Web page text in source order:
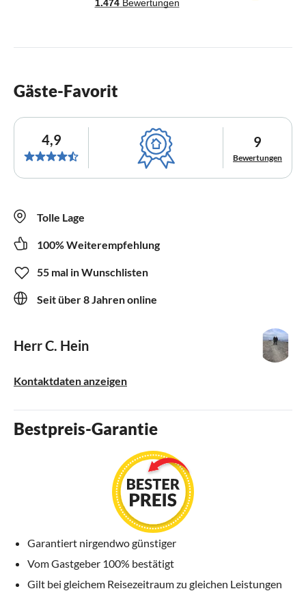
Gäste-Favorit
4,9 9
Bewertungen
Tolle Lage
100% Weiterempfehlung
55 mal in Wunschlisten
Seit über 8 Jahren online
Herr C. Hein
Kontaktdaten anzeigen
Bestpreis-Garantie
Garantiert nirgendwo günstiger
Vom Gastgeber 100% bestätigt
Gilt bei gleichem Reisezeitraum zu gleichen Leistungen